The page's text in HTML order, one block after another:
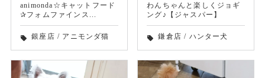
animonda☆キャットフード
✰フォムファインス...
local_offer 銀座店 / アニモンダ猫
わんちゃんと楽しくジョギ
ング♪【ジャスパー】
local_offer 鎌倉店 / ハンター犬